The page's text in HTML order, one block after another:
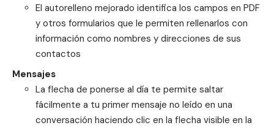
El autorelleno mejorado identifica los campos en PDF
y otros formularios que le permiten rellenarlos con
información como nombres y direcciones de sus
contactos
Mensajes
La flecha de ponerse al día te permite saltar
fácilmente a tu primer mensaje no leído en una
conversación haciendo clic en la flecha visible en la